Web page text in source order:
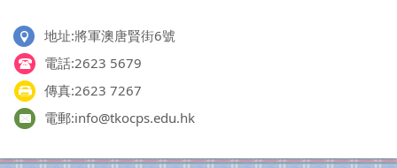
地址:將軍澳唐賢街6號
電話:2623 5679
傳真:2623 7267
電郵:info@tkocps.edu.hk